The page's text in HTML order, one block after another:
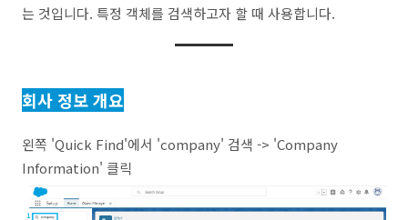
는 것입니다. 특정 객체를 검색하고자 할 때 사용합니다.
회사 정보 개요
왼쪽 'Quick Find'에서 'company' 검색 -> 'Company
Information' 클릭